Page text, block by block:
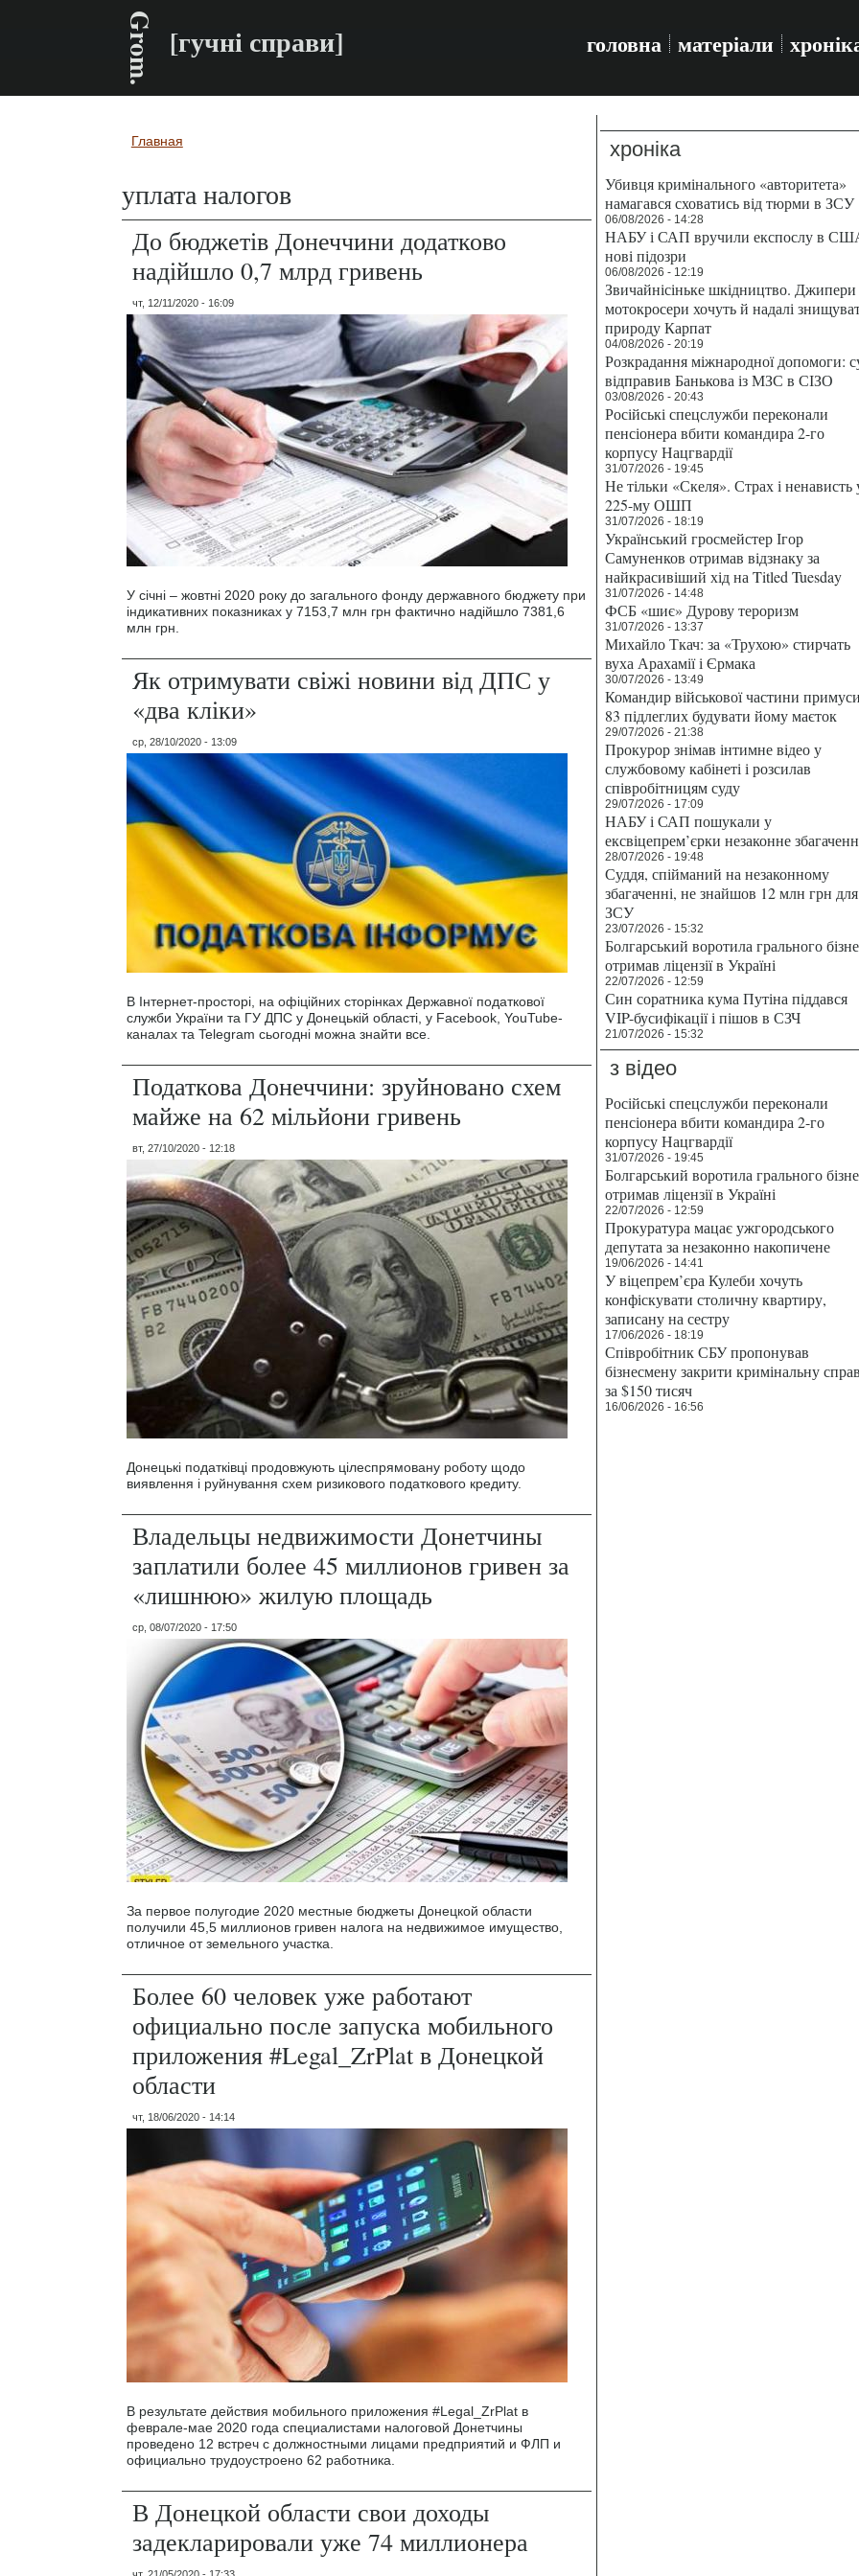
Grom. [гучні справи] головна матеріали
Вы здесь
Главная
уплата налогов
До бюджетів Донеччини додатково
надійшло 0,7 млрд гривень
чт, 12/11/2020 - 16:09
У січні – жовтні 2020 року до загального фонду державного бюджету при
індикативних показниках у 7153,7 млн грн фактично надійшло 7381,6
млн грн.
Як отримувати свіжі новини від ДПС у
«два кліки»
ср, 28/10/2020 - 13:09
В Інтернет-просторі, на офіційних сторінках Державної податкової
служби України та ГУ ДПС у Донецькій області, у Facebook, YouTube-
каналах та Telegram сьогодні можна знайти все.
Податкова Донеччини: зруйновано схем
майже на 62 мільйони гривень
вт, 27/10/2020 - 12:18
Донецькі податківці продовжують цілеспрямовану роботу щодо
виявлення і руйнування схем ризикового податкового кредиту.
Владельцы недвижимости Донетчины
заплатили более 45 миллионов гривен за
«лишнюю» жилую площадь
ср, 08/07/2020 - 17:50
За первое полугодие 2020 местные бюджеты Донецкой области
получили 45,5 миллионов гривен налога на недвижимое имущество,
отличное от земельного участка.
Более 60 человек уже работают
официально после запуска мобильного
приложения #Legal_ZrPlat в Донецкой
области
чт, 18/06/2020 - 14:14
В результате действия мобильного приложения #Legal_ZrPlat в
феврале-мае 2020 года специалистами налоговой Донетчины
проведено 12 встреч с должностными лицами предприятий и ФЛП и
официально трудоустроено 62 работника.
В Донецкой области свои доходы
задекларировали уже 74 миллионера
хроніка
Убивця кримінального «авторитета»
намагався сховатись від тюрми в ЗСУ
06/08/2026 - 14:28
НАБУ і САП вручили експослу в
нові підозри
06/08/2026 - 12:19
Звичайнісіньке шкідництво. Джипери
мотокросери хочуть й надалі
природу Карпат
04/08/2026 - 20:19
Розкрадання міжнародної допомоги:
відправив Банькова із МЗС в СІЗО
03/08/2026 - 20:43
Російські спецслужби переконали
пенсіонера вбити командира 2-го
корпусу Нацгвардії
31/07/2026 - 19:45
Не тільки «Скеля». Страх і ненависть
225-му ОШП
31/07/2026 - 18:19
Український гросмейстер Ігор
Самуненков отримав відзнаку за
найкрасивіший хід на Titled Tuesday
31/07/2026 - 14:48
ФСБ «шиє» Дурову тероризм
31/07/2026 - 13:37
Михайло Ткач: за «Трухою» стирчать
вуха Арахамії і Єрмака
30/07/2026 - 13:49
Командир військової частини
83 підлеглих будувати йому маєток
29/07/2026 - 21:38
Прокурор знімав інтимне відео у
службовому кабінеті і розсилав
співробітницям суду
29/07/2026 - 17:09
НАБУ і САП пошукали у
ексвіцепрем’єрки незаконне
28/07/2026 - 19:48
Суддя, спійманий на незаконному
збагаченні, не знайшов 12 млн грн для
ЗСУ
23/07/2026 - 15:32
Болгарський воротила грального
отримав ліцензії в Україні
22/07/2026 - 12:59
Син соратника кума Путіна піддався
VIP-бусифікації і пішов в СЗЧ
21/07/2026 - 15:32
з відео
Російські спецслужби переконали
пенсіонера вбити командира 2-го
корпусу Нацгвардії
31/07/2026 - 19:45
Болгарський воротила грального
отримав ліцензії в Україні
22/07/2026 - 12:59
Прокуратура мацає ужгородського
депутата за незаконно накопичене
19/06/2026 - 14:41
У віцепрем’єра Кулеби хочуть
конфіскувати столичну квартиру,
записану на сестру
17/06/2026 - 18:19
Співробітник СБУ пропонував
бізнесмену закрити кримінальну
за $150 тисяч
16/06/2026 - 16:56